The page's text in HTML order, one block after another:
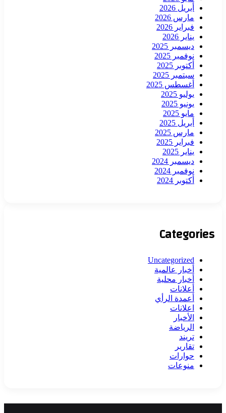
أبريل 2026
مارس 2026
فبراير 2026
يناير 2026
ديسمبر 2025
نوفمبر 2025
أكتوبر 2025
سبتمبر 2025
أغسطس 2025
يوليو 2025
يونيو 2025
مايو 2025
أبريل 2025
مارس 2025
فبراير 2025
يناير 2025
ديسمبر 2024
نوفمبر 2024
أكتوبر 2024
Categories
Uncategorized
أخبار عالمية
أخبار محلية
أعلانات
أعمدة الرأي
اعلانات
الأخبار
الرياضة
تريند
تقارير
حوارات
منوعات